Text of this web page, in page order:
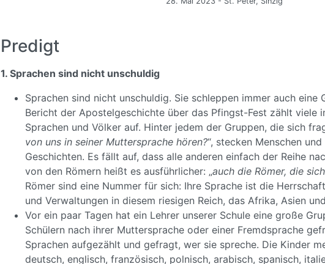
Predigt
1. Sprachen sind nicht unschuldig
Sprachen sind nicht unschuldig. Sie schleppen immer auch eine
Bericht der Apostelgeschichte über das Pfingst-Fest zählt viele
Sprachen und Völker auf. Hinter jedem der Gruppen, die sich
von uns in seiner Muttersprache hören?“, stecken Menschen
Geschichten. Es fällt auf, dass alle anderen einfach der Reihe
von den Römern heißt es ausführlicher: „auch die Römer, die
Römer sind eine Nummer für sich: Ihre Sprache ist die
und Verwaltungen in diesem riesigen Reich, das Afrika, Asien
Vor ein paar Tagen hat ein Lehrer unserer Schule eine große
Schülern nach ihrer Muttersprache oder einer Fremdsprache
Sprachen aufgezählt und gefragt, wer sie spreche. Die Kinder
deutsch, englisch, französisch, polnisch, arabisch, spanisch,